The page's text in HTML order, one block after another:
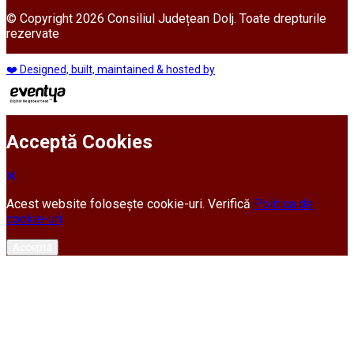
© Copyright 2026 Consiliul Județean Dolj. Toate drepturile
rezervate
❤️ Designed, built, maintained & hosted by
Acceptă Cookies
Acest website folosește cookie-uri. Verifică Politica de
cookie-uri